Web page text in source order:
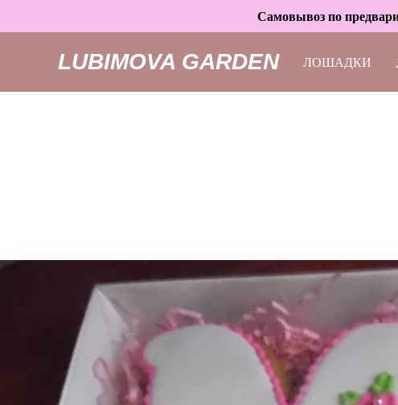
Самовывоз по
LUBIMOVA GARDEN ЛОШАДКИ